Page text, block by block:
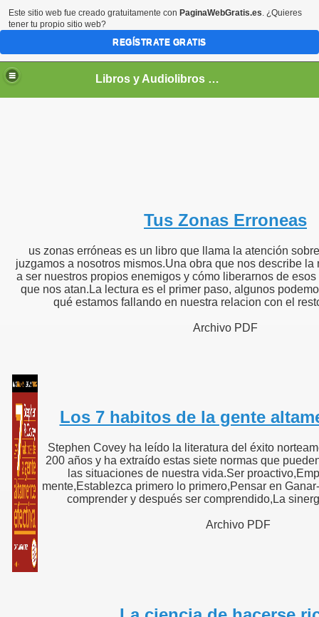
Libros y Audiolibros Para emprendedores
Tus Zonas Erroneas
us zonas erróneas es un libro que llama la atención
juzgamos a nosotros mismos.Una obra que nos describe la
a ser nuestros propios enemigos y cómo liberarnos de
que nos atan.La lectura es el primer paso, algunos
qué estamos fallando en nuestra relacion con el
Archivo PDF
Los 7 habitos de la gente
Stephen Covey ha leído la literatura del éxito
200 años y ha extraído estas siete normas que
las situaciones de nuestra vida.Ser
mente,Establezca primero lo primero,Pensar en
comprender y después ser comprendido,La
Archivo PDF
Este sitio web fue creado gratuitamente con PaginaWebGratis.es. ¿Quieres
tener tu propio sitio web?
REGÍSTRATE GRATIS